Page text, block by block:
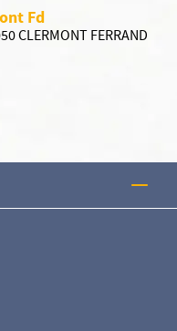
Fd
CLERMONT FERRAND